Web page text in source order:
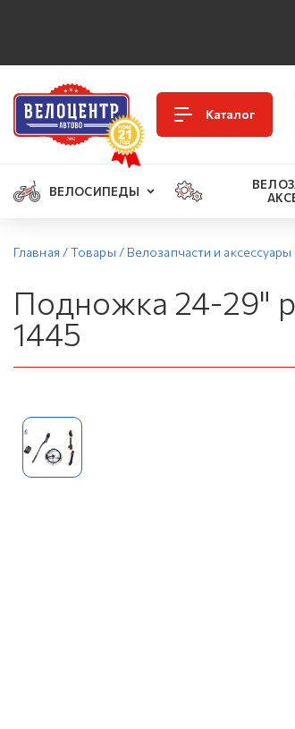
Каталог
ВЕЛОСИПЕДЫ
Главная /Товары / Велозапчасти и аксессуары
Подножка 24-29"
1445